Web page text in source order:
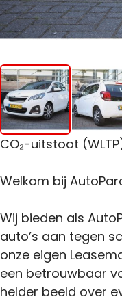
CO₂-uitstoot
Welkom bij
Wij bieden als
auto’s aan tegen
onze eigen
een betrouwbaar
helder beeld over